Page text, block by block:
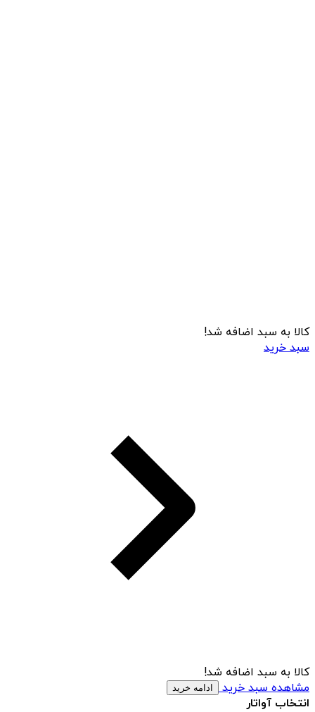
کالا به سبد اضافه شد!
سبد خرید
کالا به سبد اضافه شد!
مشاهده سبد خرید
ادامه خرید
انتخاب آواتار